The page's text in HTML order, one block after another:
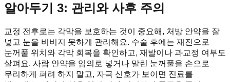
알아두기 3: 관리와 사후 주의
교정 전후로는 각막을 보호하는 것이 중요해, 처방 안약을 잘
넣고 눈을 비비지 못하게 관리해요. 수술 후에는 재진으로
눈꺼풀 위치와 각막 회복을 확인하고, 재발이나 과교정 여부도
살펴요. 사람 안약을 임의로 넣거나 말린 눈꺼풀을 손으로
무리하게 펴려 하지 말고, 자극 신호가 보이면 진료를